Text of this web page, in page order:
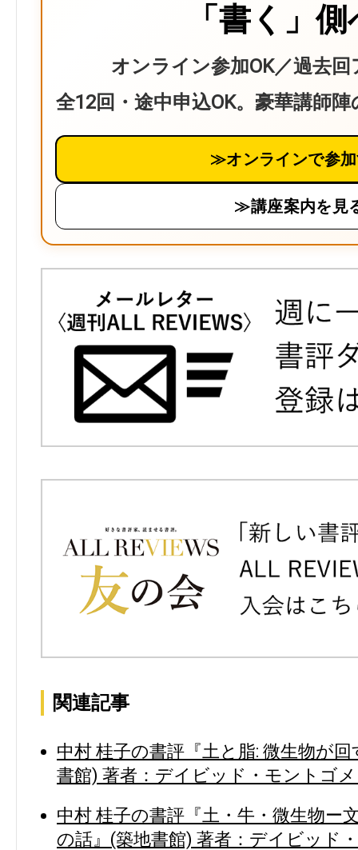
「書く」
オンライン参加OK／過去
全12回・途中申込OK。豪華講師
≫オンラインで参
≫講座案内を見
関連記事
中村 桂子の書評『土と脂: 微生物が
書館) 著者：デイビッド・モントゴ
中村 桂子の書評『土・牛・微生物ー
の話』(築地書館) 著者：デイビッド